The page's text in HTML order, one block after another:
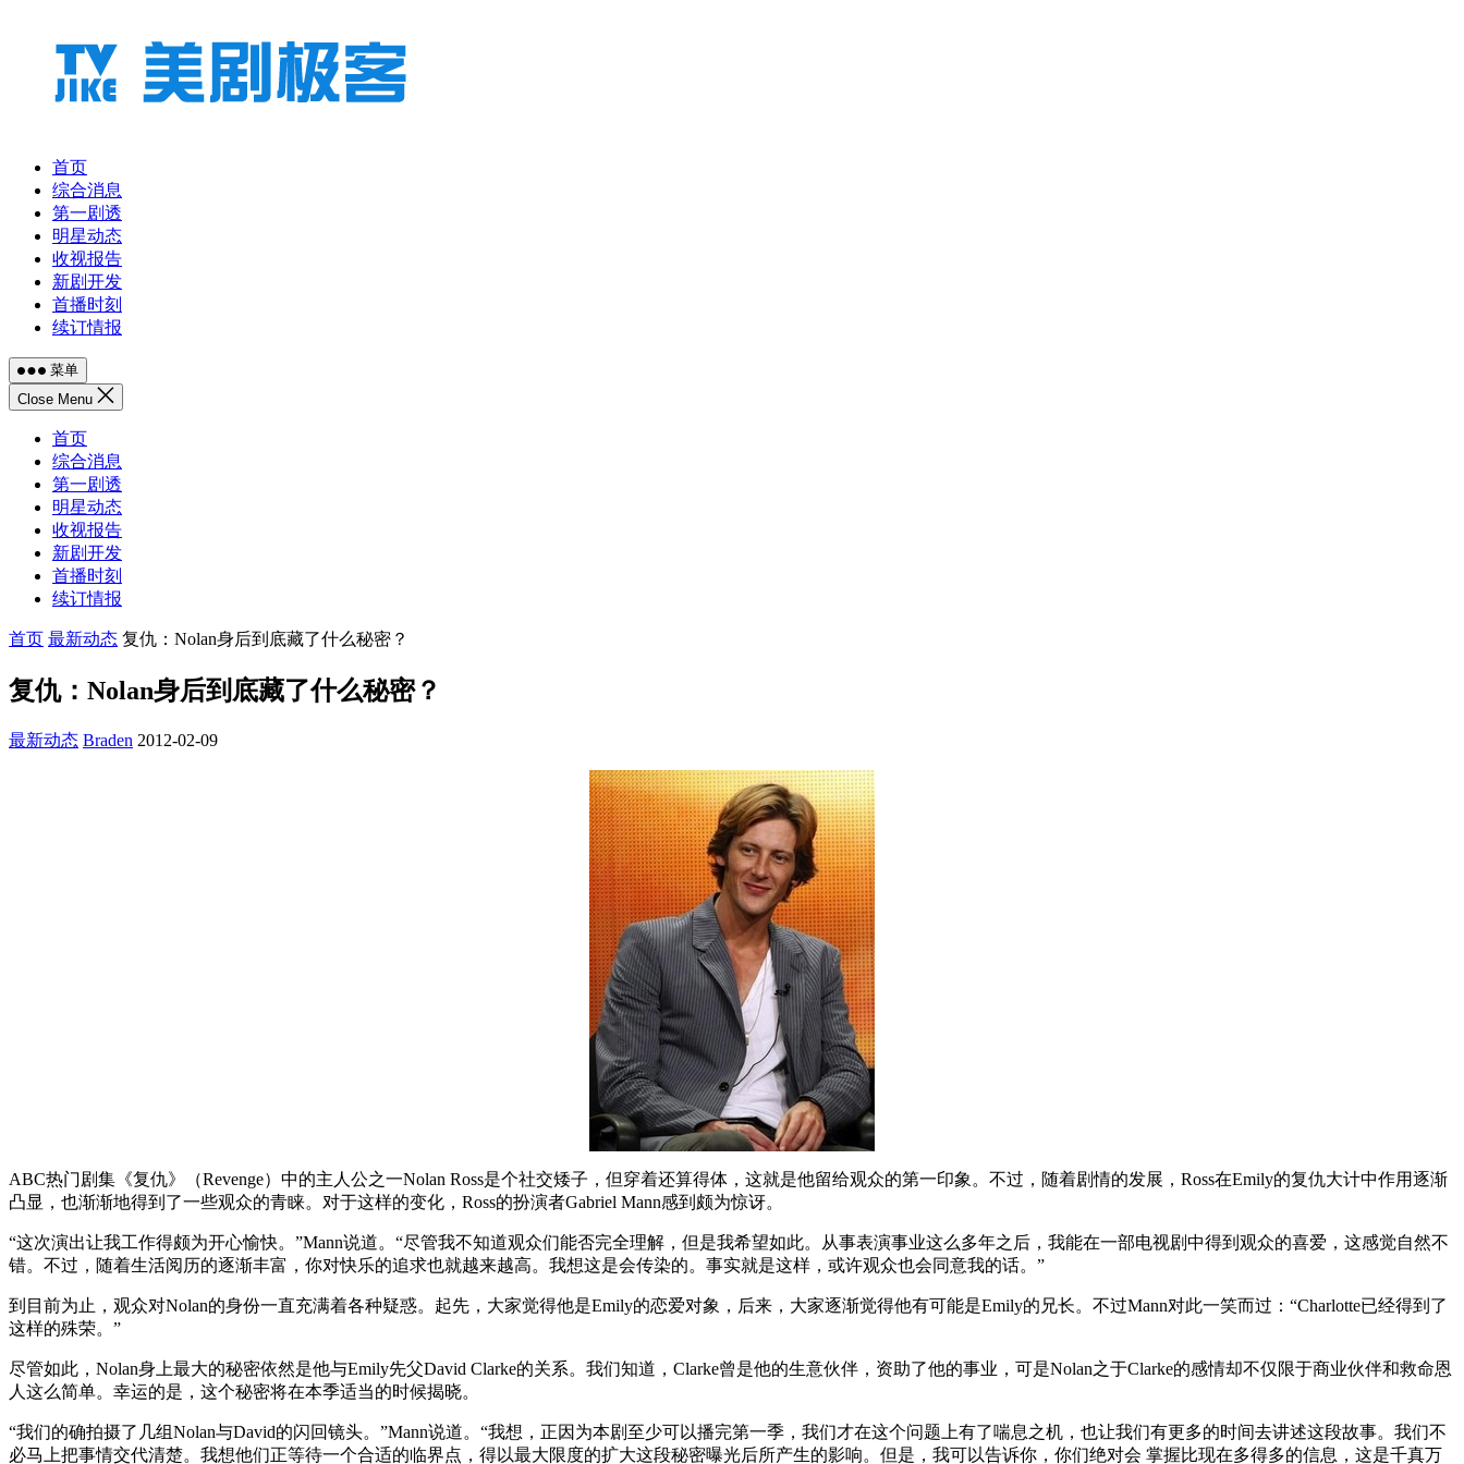
首页
综合消息
第一剧透
明星动态
收视报告
新剧开发
首播时刻
续订情报
菜单
Close Menu
首页
综合消息
第一剧透
明星动态
收视报告
新剧开发
首播时刻
续订情报
首页 最新动态 复仇：Nolan身后到底藏了什么秘密？
复仇：Nolan身后到底藏了什么秘密？
最新动态 Braden 2012-02-09
ABC热门剧集《复仇》（Revenge）中的主人公之一Nolan Ross是个社交矮子，但穿着还算得体，这就是他留给观众的第一印象。不过，随着剧情的发展，Ross在Emily的复仇大计中作用逐渐
凸显，也渐渐地得到了一些观众的青睐。对于这样的变化，Ross的扮演者Gabriel Mann感到颇为惊讶。
“这次演出让我工作得颇为开心愉快。”Mann说道。“尽管我不知道观众们能否完全理解，但是我希望如此。从事表演事业这么多年之后，我能在一部电视剧中得到观众的喜爱，这感觉自然不
错。不过，随着生活阅历的逐渐丰富，你对快乐的追求也就越来越高。我想这是会传染的。事实就是这样，或许观众也会同意我的话。”
到目前为止，观众对Nolan的身份一直充满着各种疑惑。起先，大家觉得他是Emily的恋爱对象，后来，大家逐渐觉得他有可能是Emily的兄长。不过Mann对此一笑而过：“Charlotte已经得到了
这样的殊荣。”
尽管如此，Nolan身上最大的秘密依然是他与Emily先父David Clarke的关系。我们知道，Clarke曾是他的生意伙伴，资助了他的事业，可是Nolan之于Clarke的感情却不仅限于商业伙伴和救命恩
人这么简单。幸运的是，这个秘密将在本季适当的时候揭晓。
“我们的确拍摄了几组Nolan与David的闪回镜头。”Mann说道。“我想，正因为本剧至少可以播完第一季，我们才在这个问题上有了喘息之机，也让我们有更多的时间去讲述这段故事。我们不
必马上把事情交代清楚。我想他们正等待一个合适的临界点，得以最大限度的扩大这段秘密曝光后所产生的影响。但是，我可以告诉你，你们绝对会 掌握比现在多得多的信息，这是千真万